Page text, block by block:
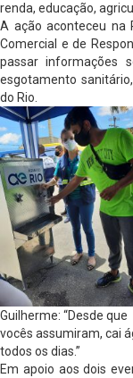
renda, educação,
A ação aconteceu na
Comercial e de
passar informações
esgotamento
do Rio.
Guilherme: “Desde que
vocês assumiram, cai
todos os dias.”
Em apoio aos dois